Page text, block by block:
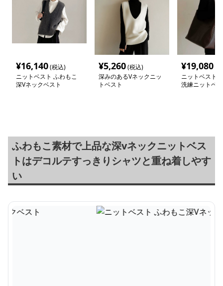
¥16,140(税込)
ニットベスト ふわもこ
深Vネックベスト
¥5,260(税込)
深みのあるVネックニッ
トベスト
¥19,080
ニットベスト
洗練ニットベ
ふわもこ素材で上品な深vネックニットベス
トはデコルテすっきりシャツと重ね着しやす
い